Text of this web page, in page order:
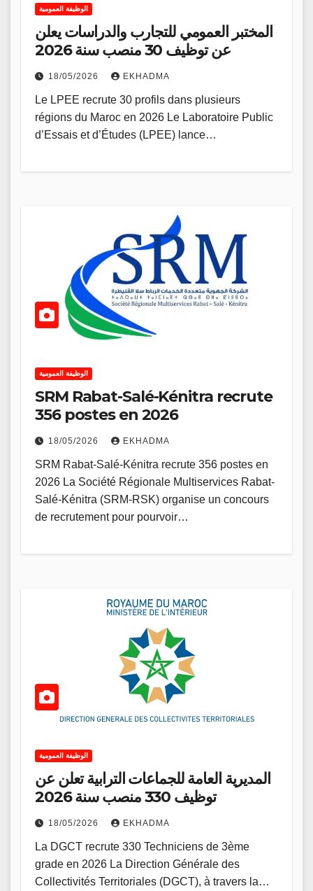
الوظيفة العمومية
المختبر العمومي للتجارب والدراسات يعلن
عن توظيف 30 منصب سنة 2026
18/05/2026 EKHADMA
Le LPEE recrute 30 profils dans plusieurs
régions du Maroc en 2026 Le Laboratoire Public
d’Essais et d’Études (LPEE) lance…
الوظيفة العمومية
SRM Rabat-Salé-Kénitra recrute
356 postes en 2026
18/05/2026 EKHADMA
SRM Rabat-Salé-Kénitra recrute 356 postes en
2026 La Société Régionale Multiservices Rabat-
Salé-Kénitra (SRM-RSK) organise un concours
de recrutement pour pourvoir…
الوظيفة العمومية
المديرية العامة للجماعات الترابية تعلن عن
توظيف 330 منصب سنة 2026
18/05/2026 EKHADMA
La DGCT recrute 330 Techniciens de 3ème
grade en 2026 La Direction Générale des
Collectivités Territoriales (DGCT), à travers la…